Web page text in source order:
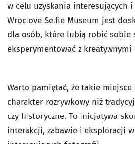
w celu uzyskania interesujących
Wroclove Selfie Museum jest
dla osób, które lubią robić sobie
eksperymentować z kreatywnymi
Warto pamiętać, że takie miejsce
charakter rozrywkowy niż
czy historyczne. To inicjatywa
interakcji, zabawie i eksploracji